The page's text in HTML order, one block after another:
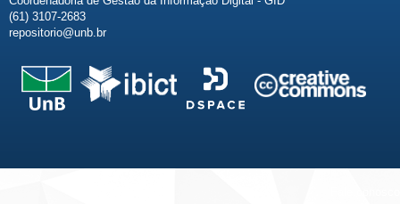
(61) 3107-2683
repositorio@unb.br